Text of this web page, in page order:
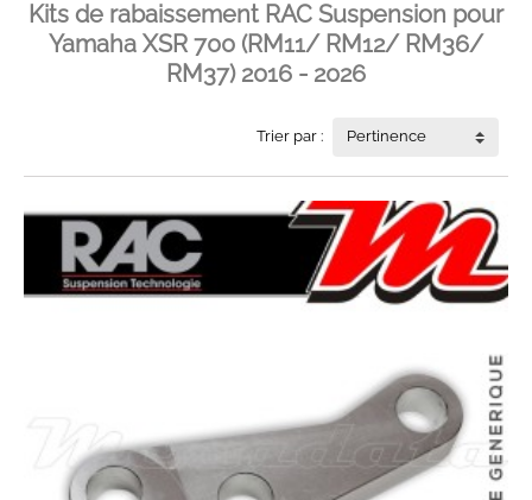
Kits de rabaissement RAC Suspension pour
Yamaha XSR 700 (RM11/ RM12/ RM36/
RM37) 2016 - 2026
Trier par : Pertinence